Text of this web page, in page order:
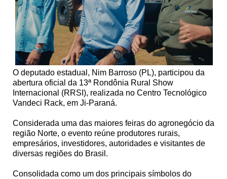
O deputado estadual, Nim Barroso (PL), participou da
abertura oficial da 13ª Rondônia Rural Show
Internacional (RRSI), realizada no Centro Tecnológico
Vandeci Rack, em Ji-Paraná.
Considerada uma das maiores feiras do agronegócio da
região Norte, o evento reúne produtores rurais,
empresários, investidores, autoridades e visitantes de
diversas regiões do Brasil.
Consolidada como um dos principais símbolos do